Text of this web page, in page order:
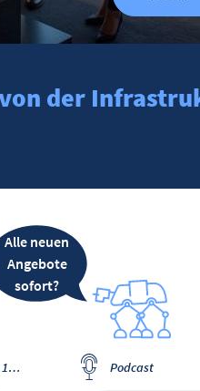
der
Alle neuen
Angebote
sofort?
Premium Webcast / Live-Webcast am 3.9. um 11 Uhr Podcast